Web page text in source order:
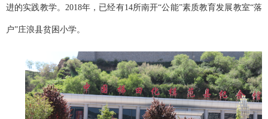
进的实践教学。2018年，已经有14所南开“公能”素质教育发展教室“落
户”庄浪县贫困小学。